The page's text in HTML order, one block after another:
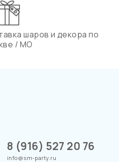
шаров и декора по
/ МО
8 (916) 527 20 76
info@sm-party.ru